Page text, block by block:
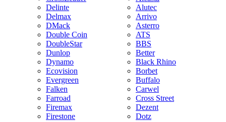
Delinte
Delmax
DMack
Double Coin
DoubleStar
Dunlop
Dynamo
Ecovision
Evergreen
Falken
Farroad
Firemax
Firestone
Alutec
Arrivo
Asterro
ATS
BBS
Better
Black Rhino
Borbet
Buffalo
Carwel
Cross Street
Dezent
Dotz